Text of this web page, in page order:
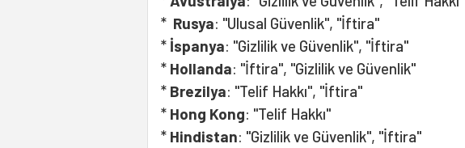
* Rusya: "Ulusal Güvenlik", "İftira"
* İspanya: "Gizlilik ve Güvenlik", "İftira"
* Hollanda: "İftira", "Gizlilik ve Güvenlik"
* Brezilya: "Telif Hakkı", "İftira"
* Hong Kong: "Telif Hakkı"
* Hindistan: "Gizlilik ve Güvenlik", "İftira"